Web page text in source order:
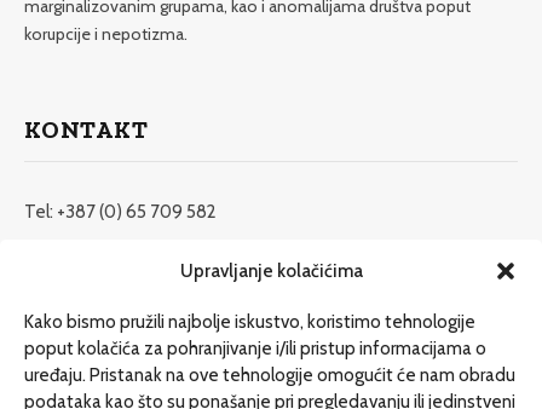
Upravljanje kolačićima
Kako bismo pružili najbolje iskustvo, koristimo tehnologije
poput kolačića za pohranjivanje i/ili pristup informacijama o
uređaju. Pristanak na ove tehnologije omogućit će nam obradu
podataka kao što su ponašanje pri pregledavanju ili jedinstveni
marginalizovanim grupama, kao i anomalijama društva poput
korupcije i nepotizma.
KONTAKT
Tel: +387 (0) 65 709 582
redakcija@etrafika.net
Dosije